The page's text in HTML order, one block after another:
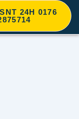
24H 0176